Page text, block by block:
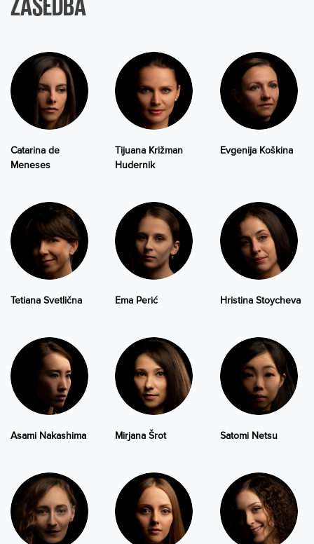
Catarina de
Meneses
Tijuana Križman
Hudernik
Evgenija Koškina
Tetiana Svetlična Ema Perić Hristina Stoycheva
Asami Nakashima Mirjana Šrot Satomi Netsu